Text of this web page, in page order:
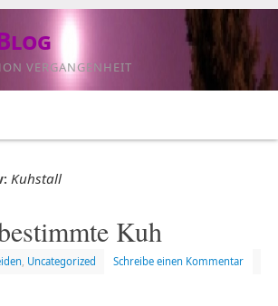
VERGANGENHEIT
Kuhstall
Kuh
Uncategorized Schreibe einen Kommentar